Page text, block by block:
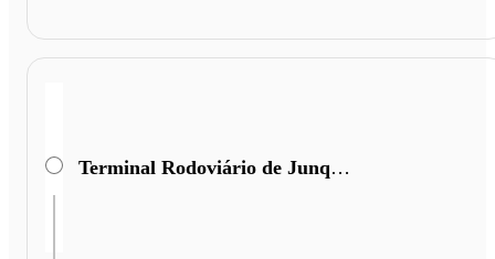
Terminal Rodoviário de Junqueirópolis